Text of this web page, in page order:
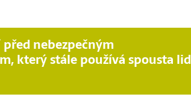
nebezpečným
který stále používá spousta